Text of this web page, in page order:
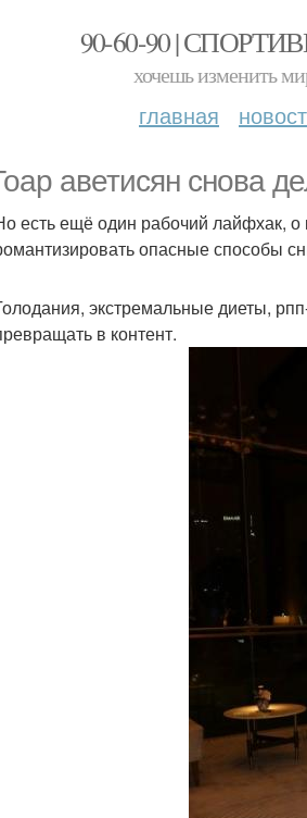
90-60-90 |
хочешь изменить
главная
аветисян снова
есть ещё один рабочий лайфхак, о
опасные способы
экстремальные диеты,
в контент.